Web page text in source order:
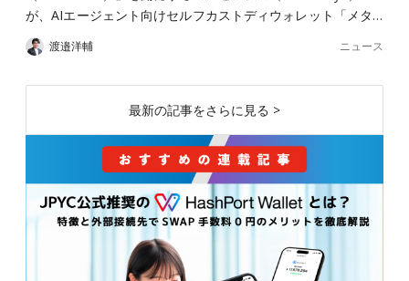
が、AIエージェント向けセルフカストディウォレット「メタ…
渡邉洋輔 ニュース
最新の記事をさらに見る >